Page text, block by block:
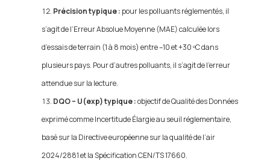
Précision typique : pour les polluants réglementés, il
s’agit de l’Erreur Absolue Moyenne (MAE) calculée lors
d’essais de terrain (1 à 8 mois) entre –10 et +30 ºC dans
plusieurs pays. Pour d’autres polluants, il s’agit de l’erreur
attendue sur la lecture.
DQO – U(exp) typique :objectif de Qualité des Données
exprimé comme Incertitude Élargie au seuil réglementaire,
basé sur la Directive européenne sur la qualité de l’air
2024/2881 et la Spécification CEN/TS 17660.